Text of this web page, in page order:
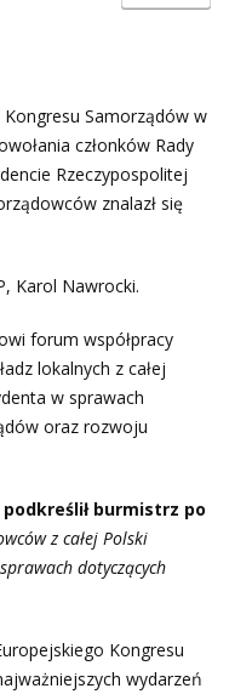
Samorządów w
członków Rady
Rzeczypospolitej
znalazł się
Karol Nawrocki.
forum współpracy
lokalnych z całej
w sprawach
oraz rozwoju
podkreślił burmistrz po
z całej Polski
dotyczących
Kongresu
wydarzeń